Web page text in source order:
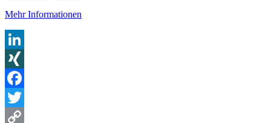
Mehr Informationen
LinkedIn
XING
Facebook
Twitter